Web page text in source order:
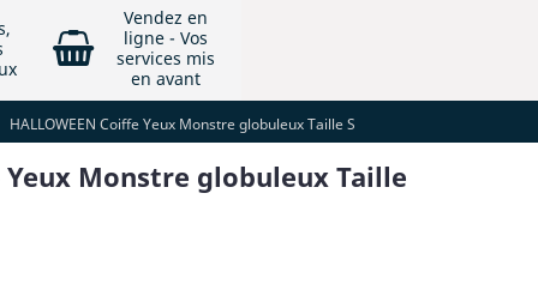
Vendez en
ligne - Vos
services mis
en avant
HALLOWEEN Coiffe Yeux Monstre globuleux Taille S
Yeux Monstre globuleux Taille